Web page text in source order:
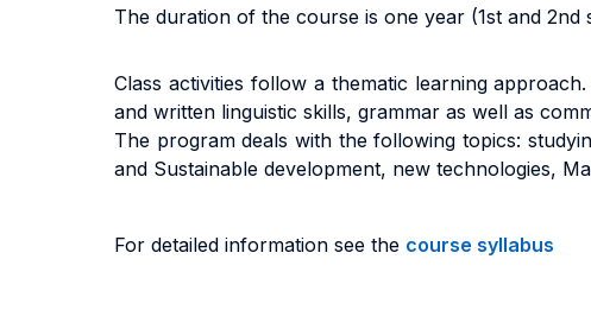
The duration of the course is one year (1st and
Class activities follow a thematic learning
and written linguistic skills, grammar as well as
The program deals with the following topics:
and Sustainable development, new technologies,
For detailed information see the course syllabus